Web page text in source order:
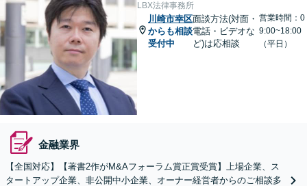
LBX法律事務所
川崎市幸区
からも相談
受付中
面談方法(対面・
電話・ビデオな
ど)は応相談
営業時間：0
9:00~18:00
（平日）
金融業界
【全国対応】【著書2作がM&Aフォーラム賞正賞受賞】上場企業、ス
タートアップ企業、非公開中小企業、オーナー経営者からのご相談多